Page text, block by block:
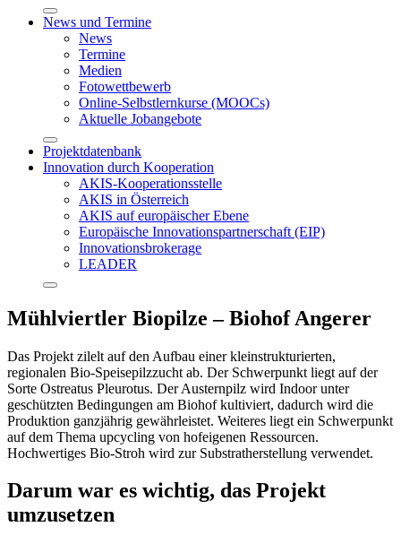
News und Termine
News
Termine
Medien
Fotowettbewerb
Online-Selbstlernkurse (MOOCs)
Aktuelle Jobangebote
Projektdatenbank
Innovation durch Kooperation
AKIS-Kooperationsstelle
AKIS in Österreich
AKIS auf europäischer Ebene
Europäische Innovationspartnerschaft (EIP)
Innovationsbrokerage
LEADER
Mühlviertler Biopilze – Biohof Angerer
Das Projekt zilelt auf den Aufbau einer kleinstrukturierten,
regionalen Bio-Speisepilzzucht ab. Der Schwerpunkt liegt auf der
Sorte Ostreatus Pleurotus. Der Austernpilz wird Indoor unter
geschützten Bedingungen am Biohof kultiviert, dadurch wird die
Produktion ganzjährig gewährleistet. Weiteres liegt ein Schwerpunkt
auf dem Thema upcycling von hofeigenen Ressourcen.
Hochwertiges Bio-Stroh wird zur Substratherstellung verwendet.
Darum war es wichtig, das Projekt
umzusetzen